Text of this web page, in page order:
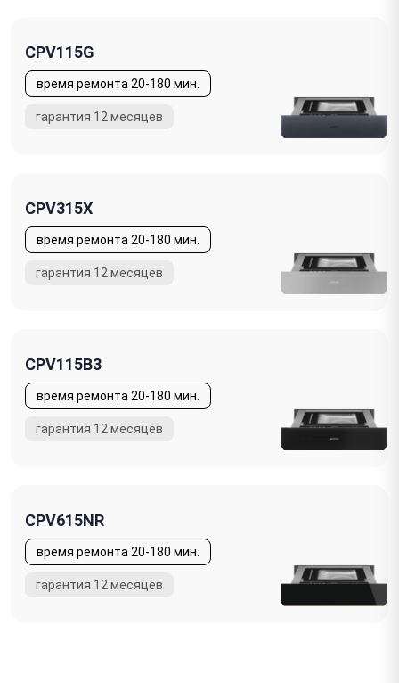
CPV115G
CPV315X
CPV115B3
CPV615NR